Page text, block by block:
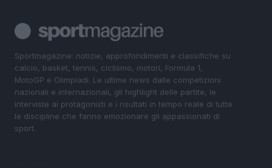
Sportmagazine: notizie, approfondimenti e classifiche su
calcio, basket, tennis, ciclismo, motori, Formula 1,
MotoGP e Olimpiadi. Le ultime news dalle competizioni
nazionali e internazionali, gli highlight delle partite, le
interviste ai protagonisti e i risultati in tempo reale di tutte
le discipline che fanno emozionare gli appassionati di
sport.